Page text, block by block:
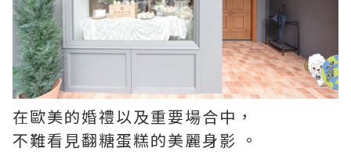
在歐美的婚禮以及重要場合中，
不難看見翻糖蛋糕的美麗身影 。